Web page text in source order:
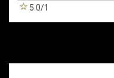
5.0/1